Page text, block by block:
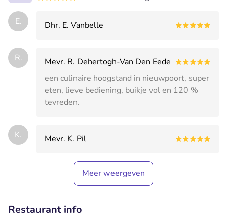
E. Dhr. E. Vanbelle
R.
Mevr. R. Dehertogh-Van Den Eede
een culinaire hoogstand in nieuwpoort, super
eten, lieve bediening, buikje vol en 120 %
tevreden.
K. Mevr. K. Pil
Meer weergeven
Restaurant info